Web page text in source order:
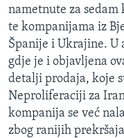
SLOBODA MEDIJA
ŽENSKA STRANA
IZBJEGLIČKA STRANA
MAGAZIN
O GLASU AMERIKE
nametnute za
te kompanijama iz
Španije i Ukrajine. U
gdje je i objavljena
detalji prodaja, koje
Neproliferaciji za
kompanija se već
zbog ranijih